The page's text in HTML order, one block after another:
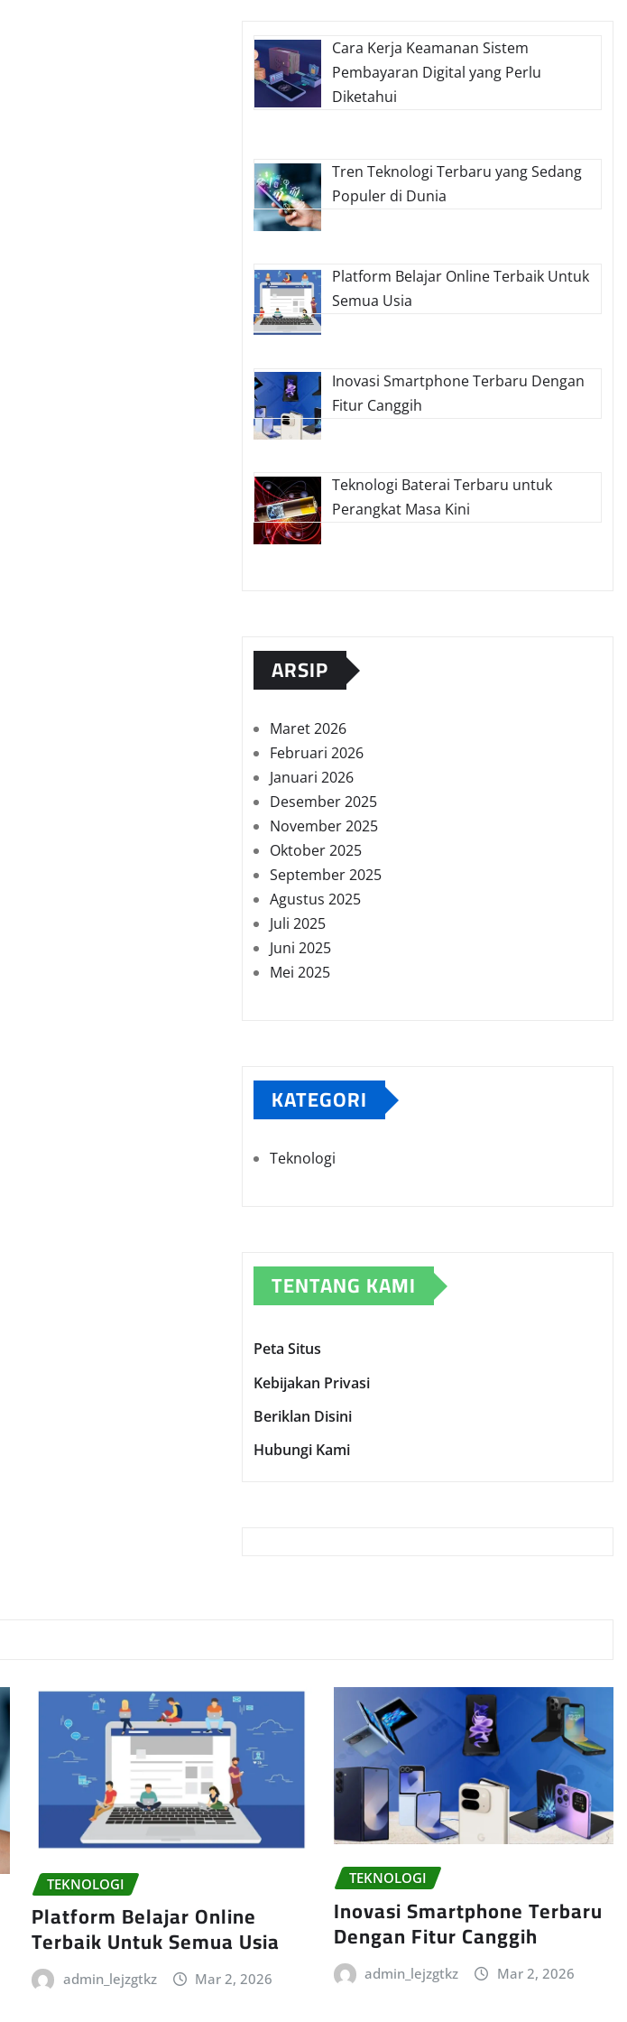
Cara Kerja Keamanan Sistem
Pembayaran Digital yang Perlu
Diketahui
Tren Teknologi Terbaru yang Sedang
Populer di Dunia
Platform Belajar Online Terbaik Untuk
Semua Usia
Inovasi Smartphone Terbaru Dengan
Fitur Canggih
Teknologi Baterai Terbaru untuk
Perangkat Masa Kini
ARSIP
Maret 2026
Februari 2026
Januari 2026
Desember 2025
November 2025
Oktober 2025
September 2025
Agustus 2025
Juli 2025
Juni 2025
Mei 2025
KATEGORI
Teknologi
TENTANG KAMI
Peta Situs
Kebijakan Privasi
Beriklan Disini
Hubungi Kami
TEKNOLOGI
Platform Belajar Online
Terbaik Untuk Semua Usia
admin_lejzgtkz Mar 2, 2026
TEKNOLOGI
Inovasi Smartphone Terbaru
Dengan Fitur Canggih
admin_lejzgtkz Mar 2, 2026